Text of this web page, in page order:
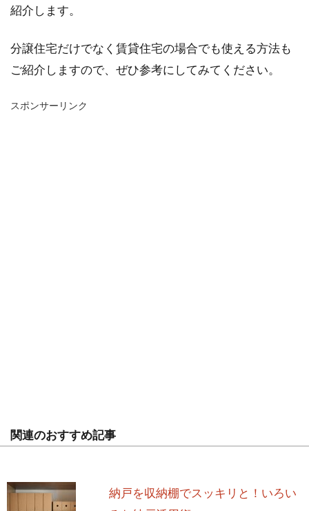
紹介します。
分譲住宅だけでなく賃貸住宅の場合でも使える方法も
ご紹介しますので、ぜひ参考にしてみてください。
スポンサーリンク
関連のおすすめ記事
納戸を収納棚でスッキリと！いろい